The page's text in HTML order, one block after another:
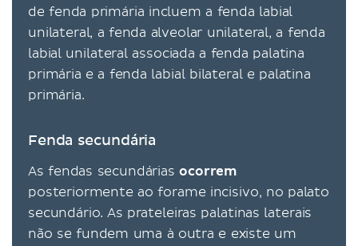
de fenda primária incluem a fenda labial
unilateral, a fenda alveolar unilateral, a fenda
labial unilateral associada a fenda palatina
primária e a fenda labial bilateral e palatina
primária.
Fenda secundária
As fendas secundáriasocorrem
posteriormente ao forame incisivo, no palato
secundário. As prateleiras palatinas laterais
não se fundem uma à outra e existe um